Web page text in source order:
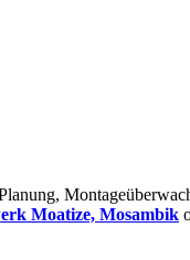
Moatize, Mosambik